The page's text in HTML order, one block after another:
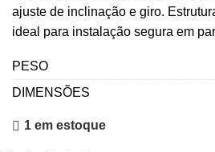
ajuste de inclinação e giro.
ideal para instalação segura em
PESO
DIMENSÕES
1 em estoque